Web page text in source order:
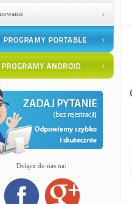
Dołącz do nas na: